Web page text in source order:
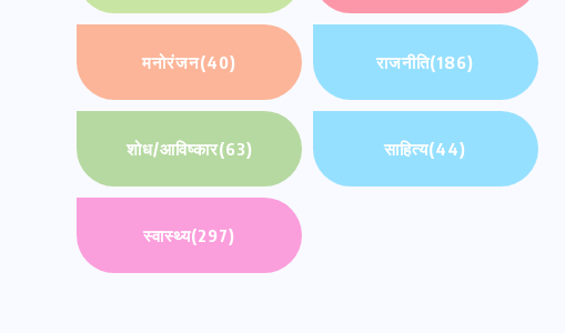
मनोरंजन(40) राजनीति(186)
शोध/आविष्कार(63) साहित्य(44)
स्वास्थ्य(297)